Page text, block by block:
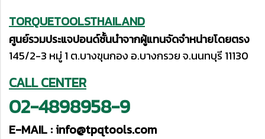
TORQUETOOLSTHAILAND
ศูนย์รวมประแจปอนด์ชั้นนำจากผู้แทนจัดจำหน่ายโดยตรง
145/2-3 หมู่ 1 ต.บางขุนกอง อ.บางกรวย จ.นนทบุรี 11130
CALL CENTER
02-4898958-9
E-MAIL :info@tpqtools.com